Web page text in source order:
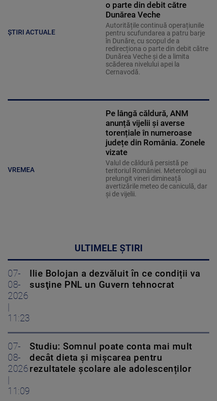
ȘTIRI ACTUALE
o parte din debit către
Dunărea Veche
Autoritățile continuă operațiunile
pentru scufundarea a patru barje
în Dunăre, cu scopul de a
redirecționa o parte din debit către
Dunărea Veche și de a limita
scăderea nivelului apei la
Cernavodă.
VREMEA
Pe lângă căldură, ANM
anunță vijelii și averse
torențiale în numeroase
județe din România. Zonele
vizate
Valul de căldură persistă pe
teritoriul României. Meterologii au
prelungit vineri dimineață
avertizările meteo de caniculă, dar
și de vijelii.
ULTIMELE ȘTIRI
07-
08-
2026
11:23
Ilie Bolojan a dezvăluit în ce condiții va
susţine PNL un Guvern tehnocrat
07-
08-
2026
11:09
Studiu: Somnul poate conta mai mult
decât dieta și mișcarea pentru
rezultatele școlare ale adolescenților